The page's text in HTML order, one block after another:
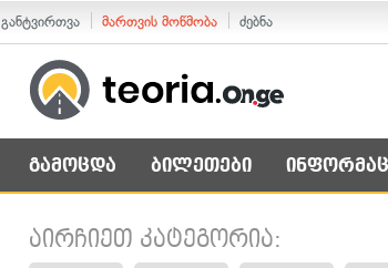
განტვირთვა მართვის მოწმობა ძებნა
გამოცდა ბილეთები
აირჩიეთ კატეგორია: